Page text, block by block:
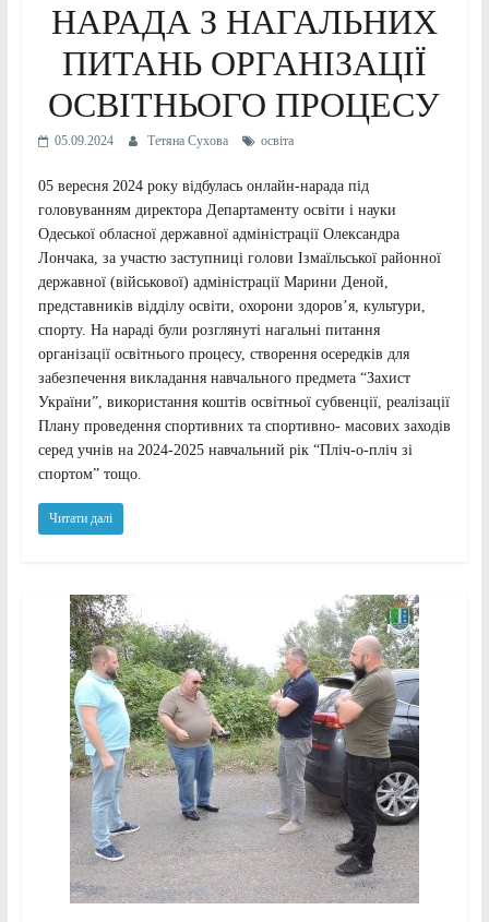
НАРАДА З НАГАЛЬНИХ
ПИТАНЬ ОРГАНІЗАЦІЇ
ОСВІТНЬОГО ПРОЦЕСУ
05.09.2024 Тетяна Сухова освіта
05 вересня 2024 року відбулась онлайн-нарада під
головуванням директора Департаменту освіти і науки
Одеської обласної державної адміністрації Олександра
Лончака, за участю заступниці голови Ізмаїльської районної
державної (військової) адміністрації Марини Деной,
представників відділу освіти, охорони здоров’я, культури,
спорту. На нараді були розглянуті нагальні питання
організації освітнього процесу, створення осередків для
забезпечення викладання навчального предмета “Захист
України”, використання коштів освітньої субвенції, реалізації
Плану проведення спортивних та спортивно- масових заходів
серед учнів на 2024-2025 навчальний рік “Пліч-о-пліч зі
спортом” тощо.
Читати далі